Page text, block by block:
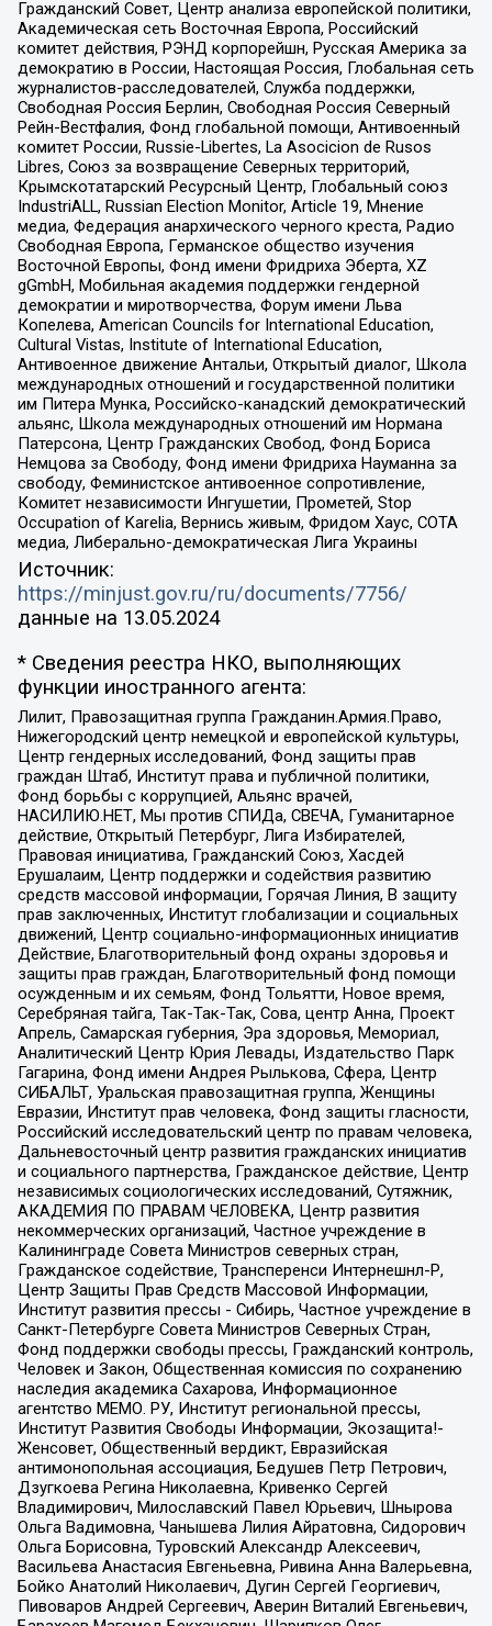
Гражданский Совет, Центр анализа европейской политики,
Академическая сеть Восточная Европа, Российский
комитет действия, РЭНД корпорейшн, Русская Америка за
демократию в России, Настоящая Россия, Глобальная сеть
журналистов-расследователей, Служба поддержки,
Свободная Россия Берлин, Свободная Россия Северный
Рейн-Вестфалия, Фонд глобальной помощи, Антивоенный
комитет России, Russie-Libertes, La Asocicion de Rusos
Libres, Союз за возвращение Северных территорий,
Крымскотатарский Ресурсный Центр, Глобальный союз
IndustriALL, Russian Election Monitor, Article 19, Мнение
медиа, Федерация анархического черного креста, Радио
Свободная Европа, Германское общество изучения
Восточной Европы, Фонд имени Фридриха Эберта, XZ
gGmbH, Мобильная академия поддержки гендерной
демократии и миротворчества, Форум имени Льва
Копелева, American Councils for International Education,
Cultural Vistas, Institute of International Education,
Антивоенное движение Антальи, Открытый диалог, Школа
международных отношений и государственной политики
им Питера Мунка, Российско-канадский демократический
альянс, Школа международных отношений им Нормана
Патерсона, Центр Гражданских Свобод, Фонд Бориса
Немцова за Свободу, Фонд имени Фридриха Науманна за
свободу, Феминистское антивоенное сопротивление,
Комитет независимости Ингушетии, Прометей, Stop
Occupation of Karelia, Вернись живым, Фридом Хаус, СОТА
медиа, Либерально-демократическая Лига Украины
Источник:
https://minjust.gov.ru/ru/documents/7756/
данные на 13.05.2024
* Сведения реестра НКО, выполняющих
функции иностранного агента:
Лилит, Правозащитная группа Гражданин.Армия.Право,
Нижегородский центр немецкой и европейской культуры,
Центр гендерных исследований, Фонд защиты прав
граждан Штаб, Институт права и публичной политики,
Фонд борьбы с коррупцией, Альянс врачей,
НАСИЛИЮ.НЕТ, Мы против СПИДа, СВЕЧА, Гуманитарное
действие, Открытый Петербург, Лига Избирателей,
Правовая инициатива, Гражданский Союз, Хасдей
Ерушалаим, Центр поддержки и содействия развитию
средств массовой информации, Горячая Линия, В защиту
прав заключенных, Институт глобализации и социальных
движений, Центр социально-информационных инициатив
Действие, Благотворительный фонд охраны здоровья и
защиты прав граждан, Благотворительный фонд помощи
осужденным и их семьям, Фонд Тольятти, Новое время,
Серебряная тайга, Так-Так-Так, Сова, центр Анна, Проект
Апрель, Самарская губерния, Эра здоровья, Мемориал,
Аналитический Центр Юрия Левады, Издательство Парк
Гагарина, Фонд имени Андрея Рылькова, Сфера, Центр
СИБАЛЬТ, Уральская правозащитная группа, Женщины
Евразии, Институт прав человека, Фонд защиты гласности,
Российский исследовательский центр по правам человека,
Дальневосточный центр развития гражданских инициатив
и социального партнерства, Гражданское действие, Центр
независимых социологических исследований, Сутяжник,
АКАДЕМИЯ ПО ПРАВАМ ЧЕЛОВЕКА, Центр развития
некоммерческих организаций, Частное учреждение в
Калининграде Совета Министров северных стран,
Гражданское содействие, Трансперенси Интернешнл-Р,
Центр Защиты Прав Средств Массовой Информации,
Институт развития прессы - Сибирь, Частное учреждение в
Санкт-Петербурге Совета Министров Северных Стран,
Фонд поддержки свободы прессы, Гражданский контроль,
Человек и Закон, Общественная комиссия по сохранению
наследия академика Сахарова, Информационное
агентство МЕМО. РУ, Институт региональной прессы,
Институт Развития Свободы Информации, Экозащита!-
Женсовет, Общественный вердикт, Евразийская
антимонопольная ассоциация, Бедушев Петр Петрович,
Дзугкоева Регина Николаевна, Кривенко Сергей
Владимирович, Милославский Павел Юрьевич, Шнырова
Ольга Вадимовна, Чанышева Лилия Айратовна, Сидорович
Ольга Борисовна, Туровский Александр Алексеевич,
Васильева Анастасия Евгеньевна, Ривина Анна Валерьевна,
Бойко Анатолий Николаевич, Дугин Сергей Георгиевич,
Пивоваров Андрей Сергеевич, Аверин Виталий Евгеньевич,